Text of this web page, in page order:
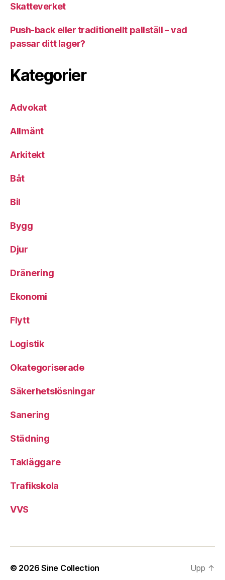
Skatteverket
Push-back eller traditionellt pallställ – vad
passar ditt lager?
Kategorier
Advokat
Allmänt
Arkitekt
Båt
Bil
Bygg
Djur
Dränering
Ekonomi
Flytt
Logistik
Okategoriserade
Säkerhetslösningar
Sanering
Städning
Takläggare
Trafikskola
VVS
© 2026Sine Collection Upp ↑